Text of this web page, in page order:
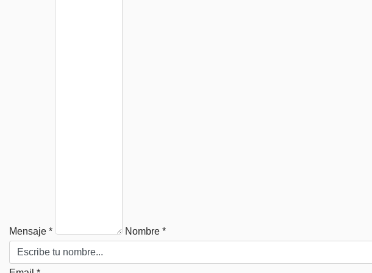
Mensaje * Nombre *